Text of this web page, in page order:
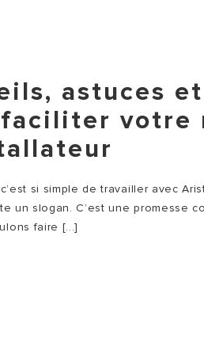
astuces
votre
si simple de travailler avec
un slogan. C’est une promesse
faire [...]